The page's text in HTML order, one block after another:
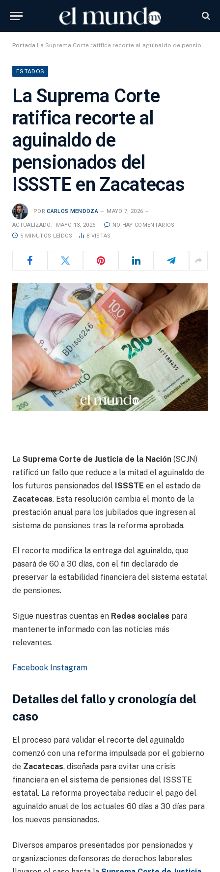
Portada La Suprema Corte ratifica recorte al aguinaldo de pensionados del ISSSTE en Zacatecas
ESTADOS
La Suprema Corte
ratifica recorte al
aguinaldo de
pensionados del
ISSSTE en Zacatecas
POR CARLOS MENDOZA MAYO 7, 2026
ACTUALIZADO: MAYO 13, 2026
NO HAY COMENTARIOS
5 MINUTOS LEÍDOS
8 VISTAS
La Suprema Corte de Justicia de la Nación (SCJN)
ratificó un fallo que reduce a la mitad el aguinaldo de
los futuros pensionados del ISSSTE en el estado de
Zacatecas. Esta resolución cambia el monto de la
prestación anual para los jubilados que ingresen al
sistema de pensiones tras la reforma aprobada.
El recorte modifica la entrega del aguinaldo, que
pasará de 60 a 30 días, con el fin declarado de
preservar la estabilidad financiera del sistema estatal
de pensiones.
Sigue nuestras cuentas en Redes sociales para
mantenerte informado con las noticias más
relevantes.
Facebook Instagram
Detalles del fallo y cronología del
caso
El proceso para validar el recorte del aguinaldo
comenzó con una reforma impulsada por el gobierno
de Zacatecas, diseñada para evitar una crisis
financiera en el sistema de pensiones del ISSSTE
estatal. La reforma proyectaba reducir el pago del
aguinaldo anual de los actuales 60 días a 30 días para
los nuevos pensionados.
Diversos amparos presentados por pensionados y
organizaciones defensoras de derechos laborales